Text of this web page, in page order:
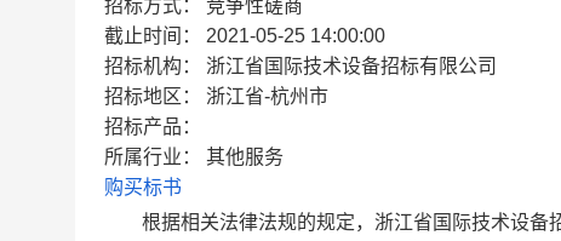
招标方式：
竞争性磋商
截止时间：
2021-05-25 14:00:00
招标机构：
浙江省国际技术设备招标有限公司
招标地区：
浙江省-杭州市
招标产品：
所属行业：
其他服务
购买标书
根据相关法律法规的规定，浙江省国际技术设备